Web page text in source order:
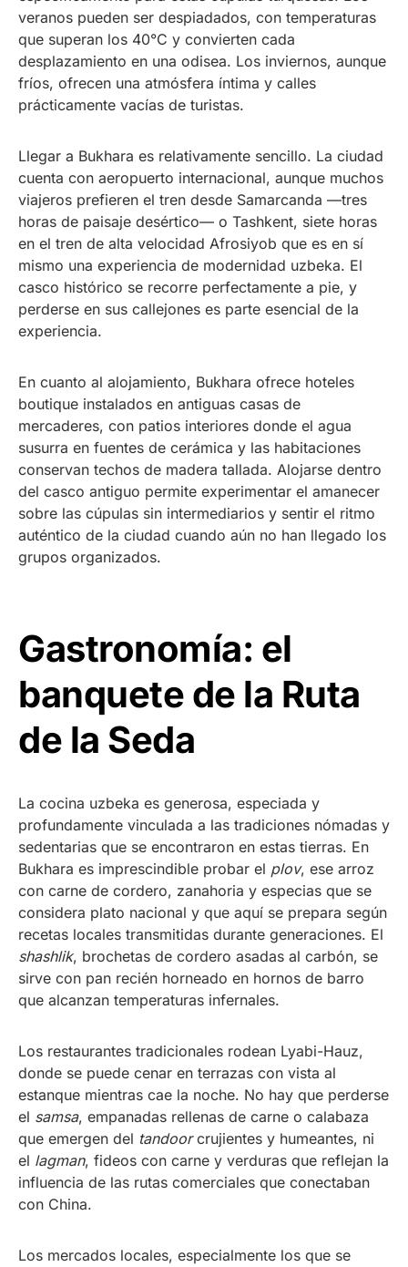
veranos pueden ser despiadados, con temperaturas
que superan los 40°C y convierten cada
desplazamiento en una odisea. Los inviernos, aunque
fríos, ofrecen una atmósfera íntima y calles
prácticamente vacías de turistas.
Llegar a Bukhara es relativamente sencillo. La ciudad
cuenta con aeropuerto internacional, aunque muchos
viajeros prefieren el tren desde Samarcanda —tres
horas de paisaje desértico— o Tashkent, siete horas
en el tren de alta velocidad Afrosiyob que es en sí
mismo una experiencia de modernidad uzbeka. El
casco histórico se recorre perfectamente a pie, y
perderse en sus callejones es parte esencial de la
experiencia.
En cuanto al alojamiento, Bukhara ofrece hoteles
boutique instalados en antiguas casas de
mercaderes, con patios interiores donde el agua
susurra en fuentes de cerámica y las habitaciones
conservan techos de madera tallada. Alojarse dentro
del casco antiguo permite experimentar el amanecer
sobre las cúpulas sin intermediarios y sentir el ritmo
auténtico de la ciudad cuando aún no han llegado los
grupos organizados.
Gastronomía: el
banquete de la Ruta
de la Seda
La cocina uzbeka es generosa, especiada y
profundamente vinculada a las tradiciones nómadas y
sedentarias que se encontraron en estas tierras. En
Bukhara es imprescindible probar el plov, ese arroz
con carne de cordero, zanahoria y especias que se
considera plato nacional y que aquí se prepara según
recetas locales transmitidas durante generaciones. El
shashlik, brochetas de cordero asadas al carbón, se
sirve con pan recién horneado en hornos de barro
que alcanzan temperaturas infernales.
Los restaurantes tradicionales rodean Lyabi-Hauz,
donde se puede cenar en terrazas con vista al
estanque mientras cae la noche. No hay que perderse
el samsa, empanadas rellenas de carne o calabaza
que emergen del tandoorcrujientes y humeantes, ni
el lagman, fideos con carne y verduras que reflejan la
influencia de las rutas comerciales que conectaban
con China.
Los mercados locales, especialmente los que se